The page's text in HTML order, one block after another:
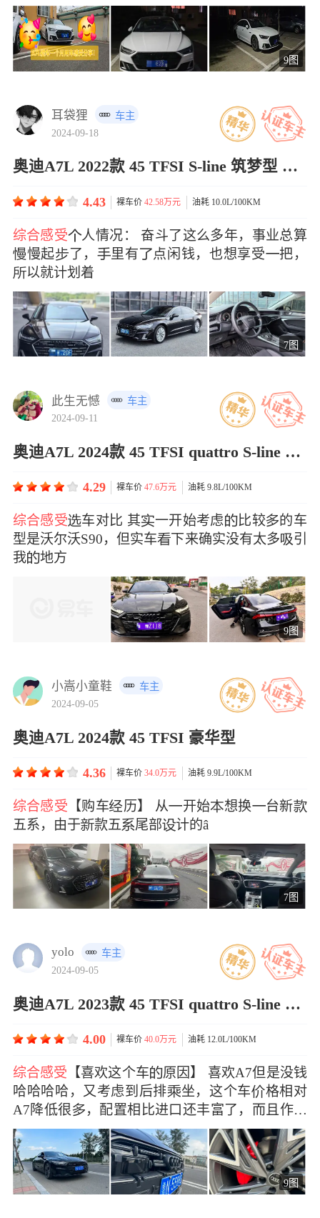
9图
耳袋狸
车主
2024-09-18
奥迪A7L 2022款 45 TFSI S-line 筑梦型 流晶套装
4.43 裸车价42.58万元 油耗 10.0L/100KM
综合感受人情况： 奋斗了这么多年，事业总算
慢起了，里有点闲钱，也想享受把，
以就计划着
7图
此生无憾
车主
2024-09-11
奥迪A7L 2024款 45 TFSI quattro S-line 影武士版
4.29 裸车价47.6万元 油耗 9.8L/100KM
综合感受车对比 其一开始考虑比较的车
型是沃尔沃S90，但实车下来确实没有太多引
我地方
9图
小嵩小童鞋
车主
2024-09-05
奥迪A7L 2024款 45 TFSI 豪华型
4.36 裸车价34.0万元 油耗 9.9L/100KM
综合感受 【购车历】 从开始想换台新
五系，由于款五尾部计的â
7图
yolo
车主
2024-09-05
奥迪A7L 2023款 45 TFSI quattro S-line 黑武士版
4.00 裸车价40.0万元 油耗 12.0L/100KM
综合感受 【喜欢这个车原因】 喜欢A7但是没钱
哈哈哈哈，又考虑到后排坐，这个车格相对
A7降低很，配置相比进口还丰富了，而且作为
一&#x
9图